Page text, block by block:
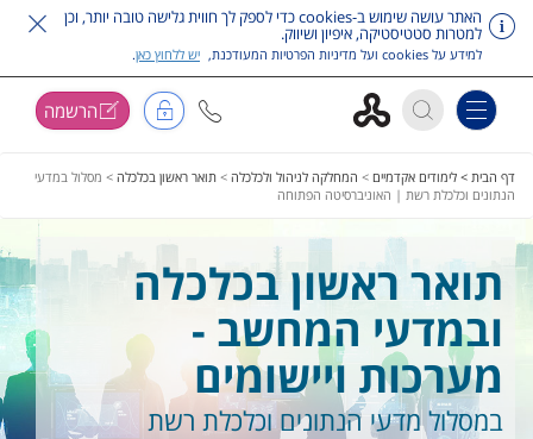
האתר עושה שימוש ב-cookies כדי לספק לך חווית גלישה טובה יותר, וכן
למטרות סטטיסטיקה, איפיון ושיווק.
למידע על cookies ועל מדיניות הפרטיות המעודכנת, יש ללחוץ כאן.
Toggle navigation הרשמה
דף הבית > לימודים אקדמיים > המחלקה לניהול ולכלכלה > תואר ראשון בכלכלה > מסלול במדעי
הנתונים וכלכלת רשת | האוניברסיטה הפתוחה
תואר ראשון בכלכלה
ובמדעי המחשב -
מערכות ויישומים
במסלול מדעי הנתונים וכלכלת רשת